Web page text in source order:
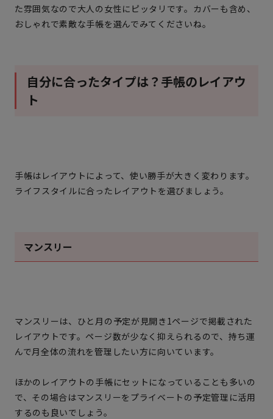
た雰囲気なので大人の女性にピッタリです。カバーも含め、
おしゃれで素敵な手帳を選んでみてくださいね。
自分に合ったタイプは？手帳のレイアウ
ト
手帳はレイアウトによって、使い勝手が大きく変わります。
ライフスタイルに合ったレイアウトを選びましょう。
マンスリー
マンスリーは、ひと月の予定が見開き1ページで掲載された
レイアウトです。ページ数が少なく抑えられるので、持ち運
んで月全体の流れを管理したい方に向いています。
ほかのレイアウトの手帳にセットになっていることも多いの
で、その場合はマンスリーをプライベートの予定管理に活用
するのも良いでしょう。